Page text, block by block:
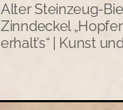
Alter Steinzeug-
Zinndeckel
erhalt’s“ | Kunst